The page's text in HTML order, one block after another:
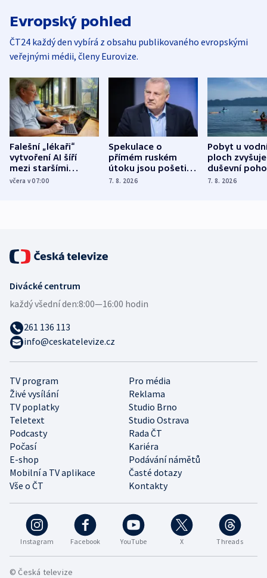
Evropský pohled
ČT24 každý den vybírá z obsahu publikovaného evropskými
veřejnými médii, členy Eurovize.
Falešní „lékaři“
vytvoření AI šíří
mezi staršími
Poláky nebezpečné
včera v 07:00
Spekulace o
přímém ruském
útoku jsou pošetilé,
míní estonský
7. 8. 2026
Pobyt u
ploch zvyšuje
duševní
ukázala
7. 8. 2026
Instagram Facebook YouTube X Threads
TV program
Pro média
Živé vysílání
Reklama
TV poplatky
Studio Brno
Teletext
Studio Ostrava
Podcasty
Rada ČT
Počasí
Kariéra
E-shop
Podávání námětů
Mobilní a TV aplikace
Časté dotazy
Vše o ČT
Kontakty
Divácké centrum
každý všední den:8:00—16:00 hodin
261 136 113
info@ceskatelevize.cz
© Česká televize